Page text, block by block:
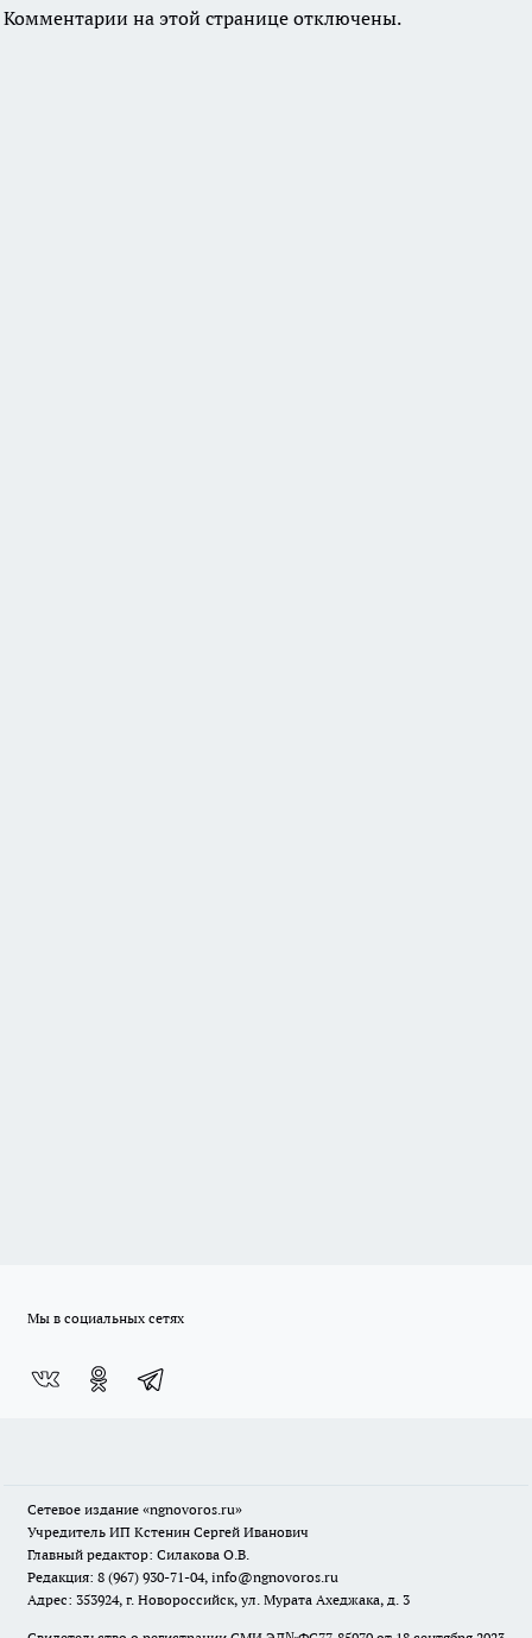
Комментарии на этой странице отключены.
Мы в социальных сетях
Сетевое издание «ngnovoros.ru»
Учредитель ИП Кстенин Сергей Иванович
Главный редактор: Силакова О.В.
Редакция: 8 (967) 930-71-04, info@ngnovoros.ru
Адрес: 353924, г. Новороссийск, ул. Мурата Ахеджака, д. 3